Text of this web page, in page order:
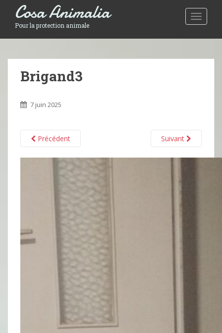
Toggle
Cosa Animalia
Pour la protection animale
Brigand3
7 juin 2025
Précédent Suivant